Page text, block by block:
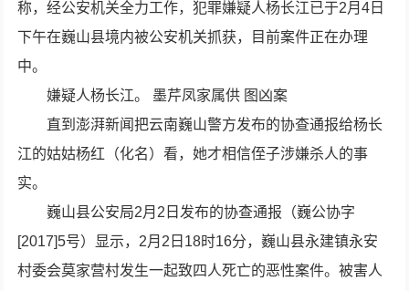
称，经公安机关全力工作，犯罪嫌疑人杨长江已于2月4日
下午在巍山县境内被公安机关抓获，目前案件正在办理
中。
嫌疑人杨长江。 墨芹凤家属供 图凶案
直到澎湃新闻把云南巍山警方发布的协查通报给杨长
江的姑姑杨红（化名）看，她才相信侄子涉嫌杀人的事
实。
巍山县公安局2月2日发布的协查通报（巍公协字
[2017]5号）显示，2月2日18时16分，巍山县永建镇永安
村委会莫家营村发生一起致四人死亡的恶性案件。被害人